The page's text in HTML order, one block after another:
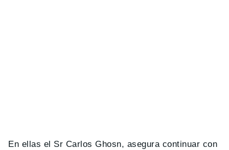
En ellas el Sr Carlos Ghosn, asegura continuar con